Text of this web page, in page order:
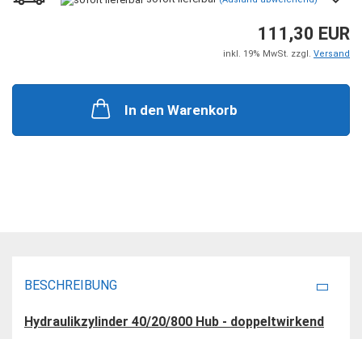
111,30 EUR
inkl. 19% MwSt. zzgl. Versand
In den Warenkorb
BESCHREIBUNG
Hydraulikzylinder 40/20/800 Hub - doppeltwirkend